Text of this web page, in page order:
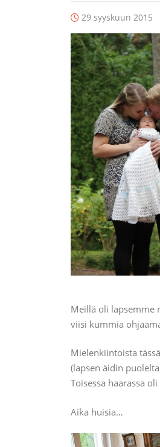
29 syyskuun 2015
Meillä oli lapsemme
viisi kummia
Mielenkiintoista
(lapsen äidin
Toisessa haarassa
Aika huisia…